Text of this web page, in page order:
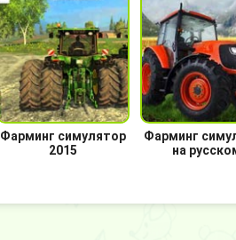
Фарминг симулятор
2015
Фарминг
на